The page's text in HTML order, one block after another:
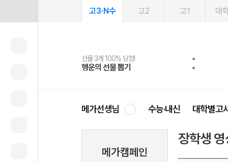
고3·N수 고2 고1 대
선물 3개 100% 당첨!
행운의 선물 뽑기
선물 100% 증정!
메가스터디 X 올리브
여름방학 스터디 캐시백
메가런 썸머스쿨
2027 러셀 단과
강사 공개선발
스마트러닝앱
설문 EVENT
메가패스
3일 무료 체험권
메가패스 수강생 무료혜택!
메가클럽 멤버십
사회공헌 캠페인
희망이룸 메가나눔
메가선생님 수능·내신 대학별고
메가캠페인
장학생